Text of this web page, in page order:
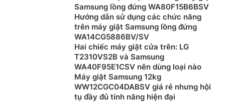
Samsung lồng đứng WA80F15B6BSV
Hướng dẫn sử dụng các chức năng
trên máy giặt Samsung lồng đứng
WA14CG5886BV/SV
Hai chiếc máy giặt cửa trên: LG
T2310VS2B và Samsung
WA40F95E1CSV nên dùng loại nào
Máy giặt Samsung 12kg
WW12CGC04DABSV giá rẻ nhưng hội
tụ đầy đủ tính năng hiện đại